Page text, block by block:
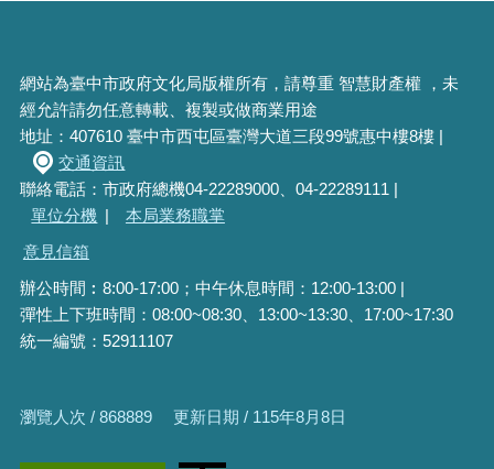
網站為臺中市政府文化局版權所有，請尊重 智慧財產權 ，未
經允許請勿任意轉載、複製或做商業用途
地址：407610 臺中市西屯區臺灣大道三段99號惠中樓8樓 |
交通資訊
聯絡電話：市政府總機04-22289000、04-22289111 |
單位分機 |
本局業務職掌
意見信箱
辦公時間︰8:00-17:00；中午休息時間：12:00-13:00 |
彈性上下班時間：08:00~08:30、13:00~13:30、17:00~17:30
統一編號：52911107
瀏覽人次 / 868889 更新日期 / 115年8月8日